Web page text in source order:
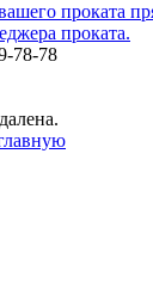
проката
проката.
78-78